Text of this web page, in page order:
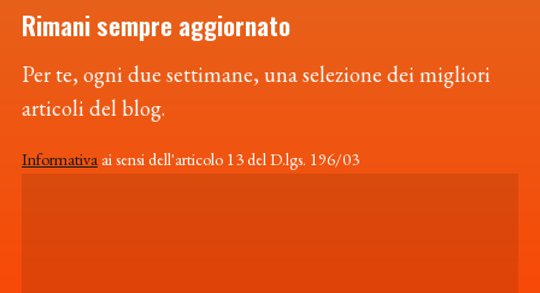
Rimani sempre aggiornato
Per te, ogni due settimane, una selezione dei migliori
articoli del blog.
Informativaai sensi dell'articolo 13 del D.lgs. 196/03